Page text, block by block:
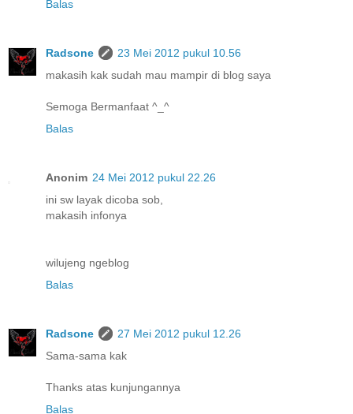
Balas
Radsone
23 Mei 2012 pukul 10.56
makasih kak sudah mau mampir di blog saya
Semoga Bermanfaat ^_^
Balas
Anonim 24 Mei 2012 pukul 22.26
ini sw layak dicoba sob,
makasih infonya
wilujeng ngeblog
Balas
Radsone
27 Mei 2012 pukul 12.26
Sama-sama kak
Thanks atas kunjungannya
Balas